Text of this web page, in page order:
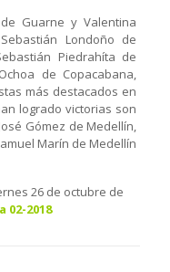
Guarne y Valentina
Londoño de
Piedrahíta de
de Copacabana,
más destacados en
logrado victorias son
Gómez de Medellín,
Marín de Medellín
26 de octubre de
02-2018